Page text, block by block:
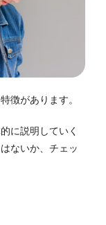
徴があります。
に説明していく
ないか、チェッ